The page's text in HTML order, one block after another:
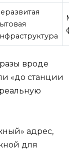
вроде
«до станции
адрес,
для